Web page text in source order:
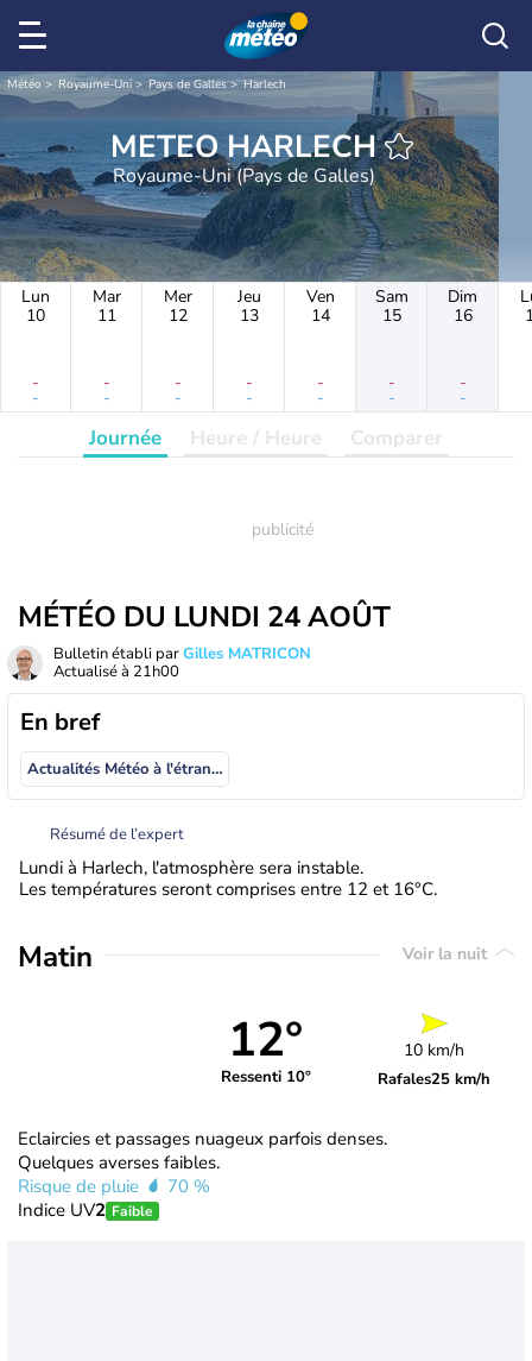
Météo Royaume-Uni Pays de Galles Harlech
METEO HARLECH
Royaume-Uni (Pays de Galles)
Lun
10
-
-
Mar
11
-
-
Mer
12
-
-
Jeu
13
-
-
Ven
14
-
-
Sam
15
-
-
Dim
16
-
-
Journée Heure / Heure Comparer
MÉTÉO DU LUNDI 24 AOÛT
Bulletin établi parGilles MATRICON
Actualisé à 21h00
En bref
Actualités Météo à l'étranger
Résumé de l’expert
Lundi à Harlech, l'atmosphère sera instable.
Les températures seront comprises entre 12 et 16°C.
Matin Voir la nuit
12°
Ressenti 10°
10 km/h
Rafales25 km/h
Eclaircies et passages nuageux parfois denses.
Quelques averses faibles.
Risque de pluie
70 %
Indice UV2 Faible